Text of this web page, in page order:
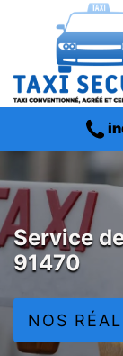
Service
91470
NOS